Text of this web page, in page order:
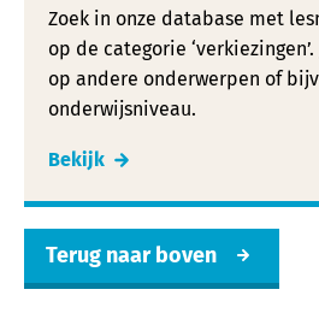
Zoek in onze database met
op de categorie
op andere onderwerpen of
onderwijsniveau.
Bekijk
Terug naar boven